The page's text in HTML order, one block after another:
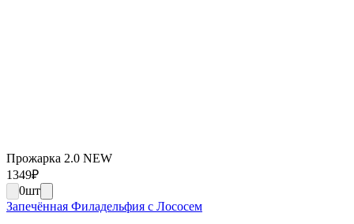
Прожарка 2.0 NEW
1349₽
0шт
Запечённая Филадельфия с Лососем